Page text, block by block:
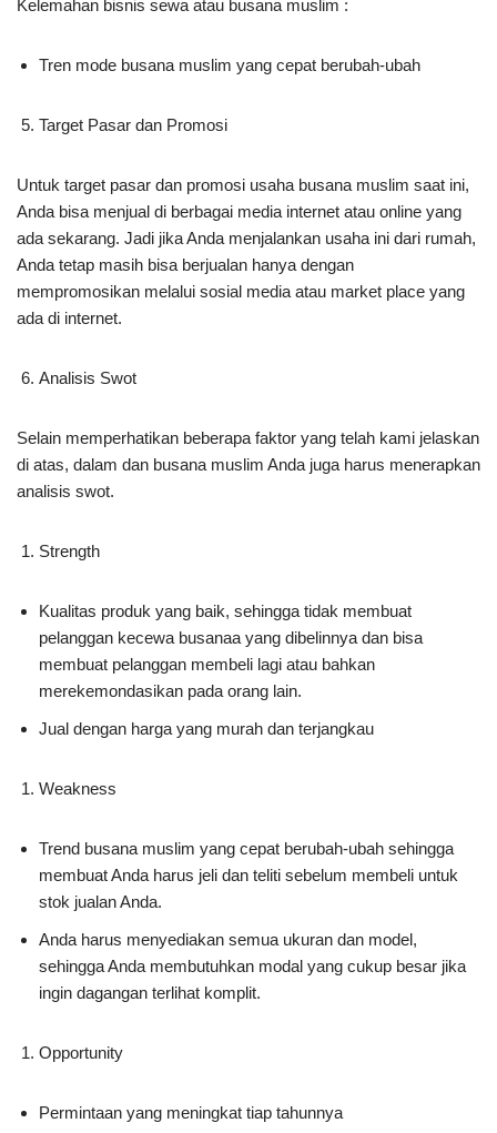
Kelemahan bisnis sewa atau busana muslim :
Tren mode busana muslim yang cepat berubah-ubah
Target Pasar dan Promosi
Untuk target pasar dan promosi usaha busana muslim saat ini,
Anda bisa menjual di berbagai media internet atau online yang
ada sekarang. Jadi jika Anda menjalankan usaha ini dari rumah,
Anda tetap masih bisa berjualan hanya dengan
mempromosikan melalui sosial media atau market place yang
ada di internet.
Analisis Swot
Selain memperhatikan beberapa faktor yang telah kami jelaskan
di atas, dalam dan busana muslim Anda juga harus menerapkan
analisis swot.
Strength
Kualitas produk yang baik, sehingga tidak membuat
pelanggan kecewa busanaa yang dibelinnya dan bisa
membuat pelanggan membeli lagi atau bahkan
merekemondasikan pada orang lain.
Jual dengan harga yang murah dan terjangkau
Weakness
Trend busana muslim yang cepat berubah-ubah sehingga
membuat Anda harus jeli dan teliti sebelum membeli untuk
stok jualan Anda.
Anda harus menyediakan semua ukuran dan model,
sehingga Anda membutuhkan modal yang cukup besar jika
ingin dagangan terlihat komplit.
Opportunity
Permintaan yang meningkat tiap tahunnya